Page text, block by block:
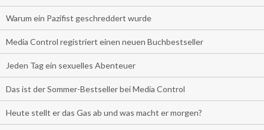
Warum ein Pazifist geschreddert wurde
Media Control registriert einen neuen Buchbestseller
Jeden Tag ein sexuelles Abenteuer
Das ist der Sommer-Bestseller bei Media Control
Heute stellt er das Gas ab und was macht er morgen?